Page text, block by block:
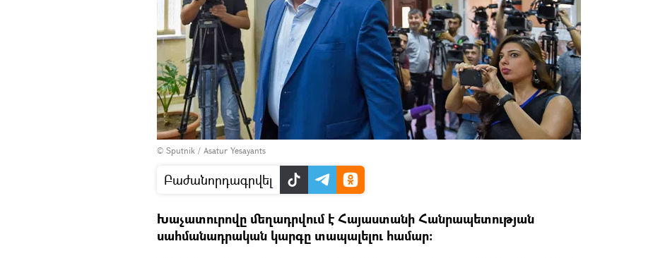
© Sputnik / Asatur Yesayants
Բաժանորդագրվել
Խաչատուրովը մեղադրվում է Հայաստանի Հանրապետության
սահմանադրական կարգը տապալելու համար։